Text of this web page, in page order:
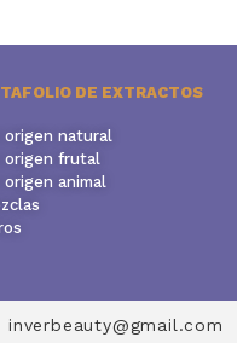
DE EXTRACTOS
origen natural
origen frutal
origen animal